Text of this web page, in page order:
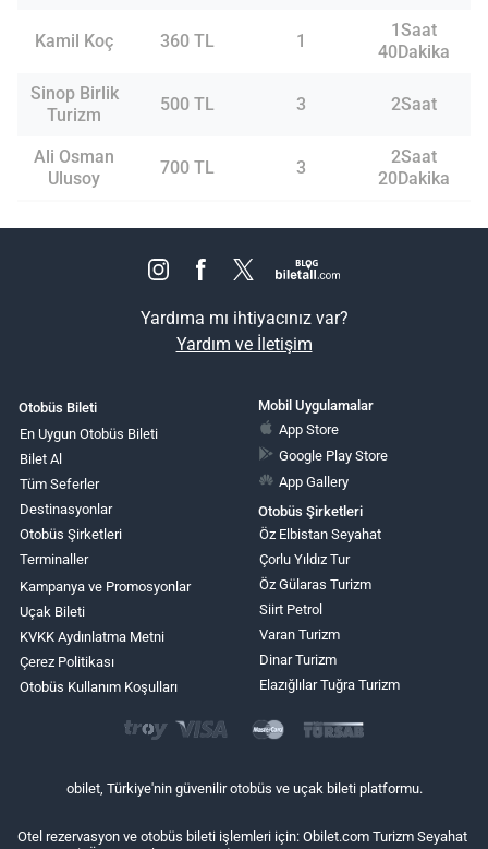
Kamil Koç 360 TL 1
1Saat
40Dakika
Sinop Birlik
Turizm
500 TL 3 2Saat
Ali Osman
Ulusoy
700 TL 3
2Saat
20Dakika
Yardıma mı ihtiyacınız var?
Yardım ve İletişim
Otobüs Bileti
En Uygun Otobüs Bileti
Bilet Al
Tüm Seferler
Destinasyonlar
Otobüs Şirketleri
Terminaller
Kampanya ve Promosyonlar
Uçak Bileti
KVKK Aydınlatma Metni
Çerez Politikası
Otobüs Kullanım Koşulları
Mobil Uygulamalar
App Store
Google Play Store
App Gallery
Otobüs Şirketleri
Öz Elbistan Seyahat
Çorlu Yıldız Tur
Öz Gülaras Turizm
Siirt Petrol
Varan Turizm
Dinar Turizm
Elazığlılar Tuğra Turizm
obilet, Türkiye'nin güvenilir otobüs ve uçak bileti platformu.
Otel rezervasyon ve otobüs bileti işlemleri için: Obilet.com Turizm Seyahat